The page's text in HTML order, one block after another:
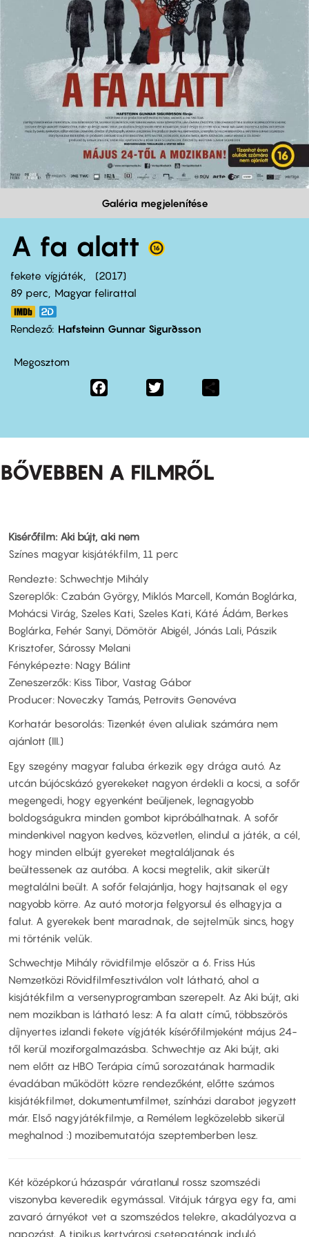
Galéria megjelenítése
A fa alatt
fekete vígjáték
2017
89 perc,
Magyar felirattal
Rendező Hafsteinn Gunnar Sigurðsson
Megosztom
Facebook
BŐVEBBEN A FILMRŐL
Kisérőfilm: Aki bújt, aki nem
Színes magyar kisjátékfilm, 11 perc
Rendezte: Schwechtje Mihály
Szereplők: Czabán György, Miklós Marcell, Komán Boglárka,
Mohácsi Virág, Szeles Kati, Szeles Kati, Káté Ádám, Berkes
Boglárka, Fehér Sanyi, Dömötör Abigél, Jónás Lali, Pászik
Krisztofer, Sárossy Melani
Fényképezte: Nagy Bálint
Zeneszerzők: Kiss Tibor, Vastag Gábor
Producer: Noveczky Tamás, Petrovits Genovéva
Korhatár besorolás: Tizenkét éven aluliak számára nem
ajánlott (III.)
Egy szegény magyar faluba érkezik egy drága autó. Az
utcán bújócskázó gyerekeket nagyon érdekli a kocsi, a sofőr
megengedi, hogy egyenként beüljenek, legnagyobb
boldogságukra minden gombot kipróbálhatnak. A sofőr
mindenkivel nagyon kedves, közvetlen, elindul a játék, a cél,
hogy minden elbújt gyereket megtaláljanak és
beültessenek az autóba. A kocsi megtelik, akit sikerült
megtalálni beült. A sofőr felajánlja, hogy hajtsanak el egy
nagyobb körre. Az autó motorja felgyorsul és elhagyja a
falut. A gyerekek bent maradnak, de sejtelmük sincs, hogy
mi történik velük.
Schwechtje Mihály rövidfilmje először a 6. Friss Hús
Nemzetközi Rövidfilmfesztiválon volt látható, ahol a
kisjátékfilm a versenyprogramban szerepelt. Az Aki bújt, aki
nem mozikban is látható lesz: A fa alatt című, többszörös
díjnyertes izlandi fekete vígjáték kísérőfilmjeként május 24-
től kerül moziforgalmazásba. Schwechtje az Aki bújt, aki
nem előtt az HBO Terápia című sorozatának harmadik
évadában működött közre rendezőként, előtte számos
kisjátékfilmet, dokumentumfilmet, színházi darabot jegyzett
már. Első nagyjátékfilmje, a Remélem legközelebb sikerül
meghalnod :) mozibemutatója szeptemberben lesz.
Két középkorú házaspár váratlanul rossz szomszédi
viszonyba keveredik egymással. Vitájuk tárgya egy fa, ami
zavaró árnyékot vet a szomszédos telekre, akadályozva a
napozást. A tipikus kertvárosi csetepaténak induló